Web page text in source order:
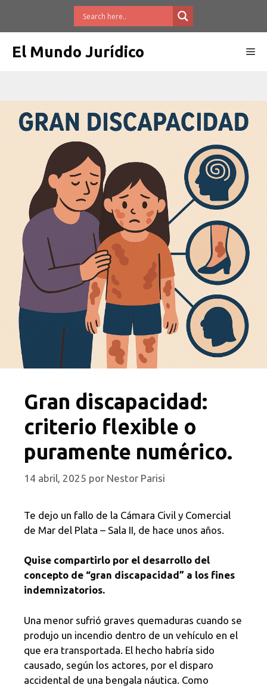
El Mundo Jurídico
Gran discapacidad:
criterio flexible o
puramente numérico.
14 abril, 2025 por Nestor Parisi
Te dejo un fallo de la Cámara Civil y Comercial
de Mar del Plata – Sala II, de hace unos años.
Quise compartirlo por el desarrollo del
concepto de “gran discapacidad” a los fines
indemnizatorios.
Una menor sufrió graves quemaduras cuando se
produjo un incendio dentro de un vehículo en el
que era transportada. El hecho habría sido
causado, según los actores, por el disparo
accidental de una bengala náutica. Como